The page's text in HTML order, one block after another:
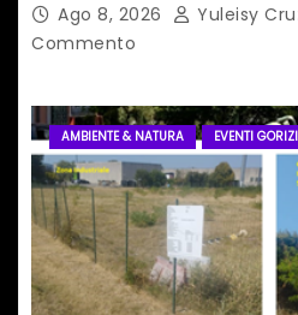
Ago 8, 2026 Yuleisy
Commento
AMBIENTE & NATURA EVENTI